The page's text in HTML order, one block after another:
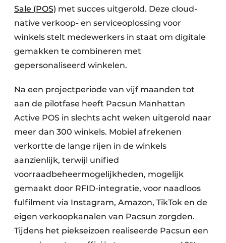
Sale (POS) met succes uitgerold. Deze cloud-
native verkoop- en serviceoplossing voor
winkels stelt medewerkers in staat om digitale
gemakken te combineren met
gepersonaliseerd winkelen.
Na een projectperiode van vijf maanden tot
aan de pilotfase heeft Pacsun Manhattan
Active POS in slechts acht weken uitgerold naar
meer dan 300 winkels. Mobiel afrekenen
verkortte de lange rijen in de winkels
aanzienlijk, terwijl unified
voorraadbeheermogelijkheden, mogelijk
gemaakt door RFID-integratie, voor naadloos
fulfilment via Instagram, Amazon, TikTok en de
eigen verkoopkanalen van Pacsun zorgden.
Tijdens het piekseizoen realiseerde Pacsun een